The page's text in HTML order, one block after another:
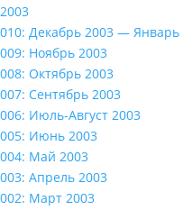
2003
010: Декабрь 2003 — Январь
009: Ноябрь 2003
008: Октябрь 2003
007: Сентябрь 2003
006: Июль-Август 2003
005: Июнь 2003
004: Май 2003
003: Апрель 2003
002: Март 2003